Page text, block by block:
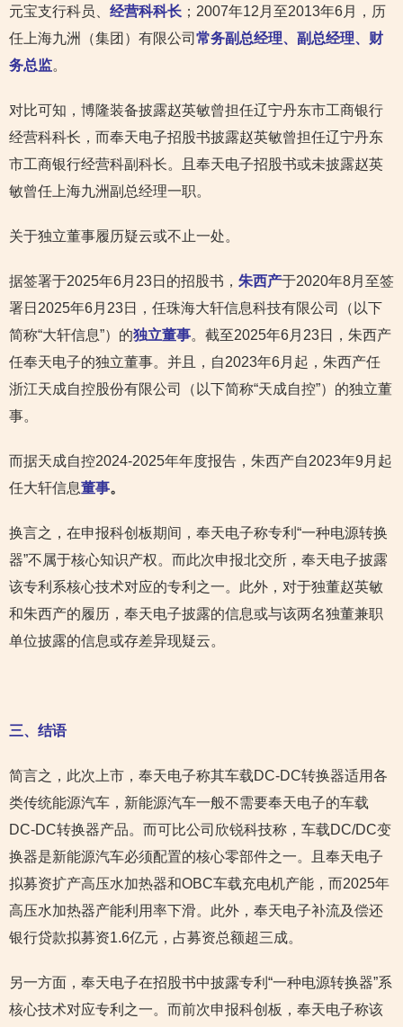
元宝支行科员、 经营科科长 ；2007年12月至2013年6月，历
任上海九洲（集团）有限公司 常务副总经理、副总经理、财
务总监。
对比可知，博隆装备披露赵英敏曾担任辽宁丹东市工商银行
经营科科长，而奉天电子招股书披露赵英敏曾担任辽宁丹东
市工商银行经营科副科长。且奉天电子招股书或未披露赵英
敏曾任上海九洲副总经理一职。
关于独立董事履历疑云或不止一处。
据签署于2025年6月23日的招股书， 朱西产于2020年8月至签
署日2025年6月23日，任珠海大轩信息科技有限公司（以下
简称“大轩信息”）的独立董事。截至2025年6月23日，朱西产
任奉天电子的独立董事。并且，自2023年6月起，朱西产任
浙江天成自控股份有限公司（以下简称“天成自控”）的独立董
事。
而据天成自控2024-2025年年度报告，朱西产自2023年9月起
任大轩信息董事。
换言之，在申报科创板期间，奉天电子称专利“一种电源转换
器”不属于核心知识产权。而此次申报北交所，奉天电子披露
该专利系核心技术对应的专利之一。此外，对于独董赵英敏
和朱西产的履历，奉天电子披露的信息或与该两名独董兼职
单位披露的信息或存差异现疑云。
三、结语
简言之，此次上市，奉天电子称其车载DC-DC转换器适用各
类传统能源汽车，新能源汽车一般不需要奉天电子的车载
DC-DC转换器产品。而可比公司欣锐科技称，车载DC/DC变
换器是新能源汽车必须配置的核心零部件之一。且奉天电子
拟募资扩产高压水加热器和OBC车载充电机产能，而2025年
高压水加热器产能利用率下滑。此外，奉天电子补流及偿还
银行贷款拟募资1.6亿元，占募资总额超三成。
另一方面，奉天电子在招股书中披露专利“一种电源转换器”系
核心技术对应专利之一。而前次申报科创板，奉天电子称该